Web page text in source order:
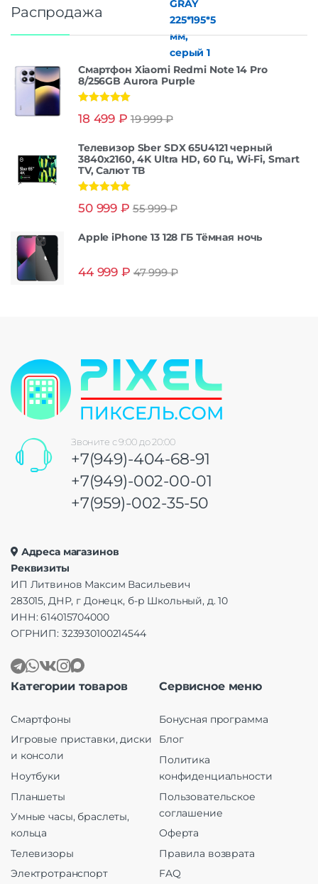
Распродажа
Смартфон Xiaomi Redmi Note 14 Pro
8/256GB Aurora Purple
из 5
18 499 ₽ 19 999₽
Телевизор Sber SDX 65U4121 черный
3840x2160, 4K Ultra HD, 60 Гц, Wi-Fi, Smart
TV, Салют ТВ
из 5
50 999 ₽ 55 999₽
Apple iPhone 13 128 ГБ Тёмная ночь
44 999 ₽ 47 999₽
Звоните с 9:00 до 20:00
+7(949)-404-68-91
+7(949)-002-00-01
+7(959)-002-35-50
Адреса магазинов
Реквизиты
ИП Литвинов Максим Васильевич
283015, ДНР, г Донецк, б-р Школьный, д. 10
ИНН: 614015704000
ОГРНИП: 323930100214544
Категории товаров
Смартфоны
Игровые приставки, диски
и консоли
Ноутбуки
Планшеты
Умные часы, браслеты,
кольца
Телевизоры
Электротранспорт
Сервисное меню
Бонусная программа
Блог
Политика
конфиденциальности
Пользовательское
соглашение
Оферта
Правила возврата
FAQ